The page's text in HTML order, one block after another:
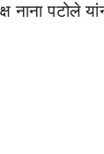
नाना पटोले